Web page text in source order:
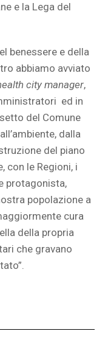
e la Lega del
benessere e della
abbiamo avviato
city manager,
ed in
del Comune
dalla
del piano
con le Regioni, i
protagonista,
popolazione a
cura
della propria
che gravano